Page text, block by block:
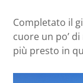
Completato il
cuore un po’
più presto in